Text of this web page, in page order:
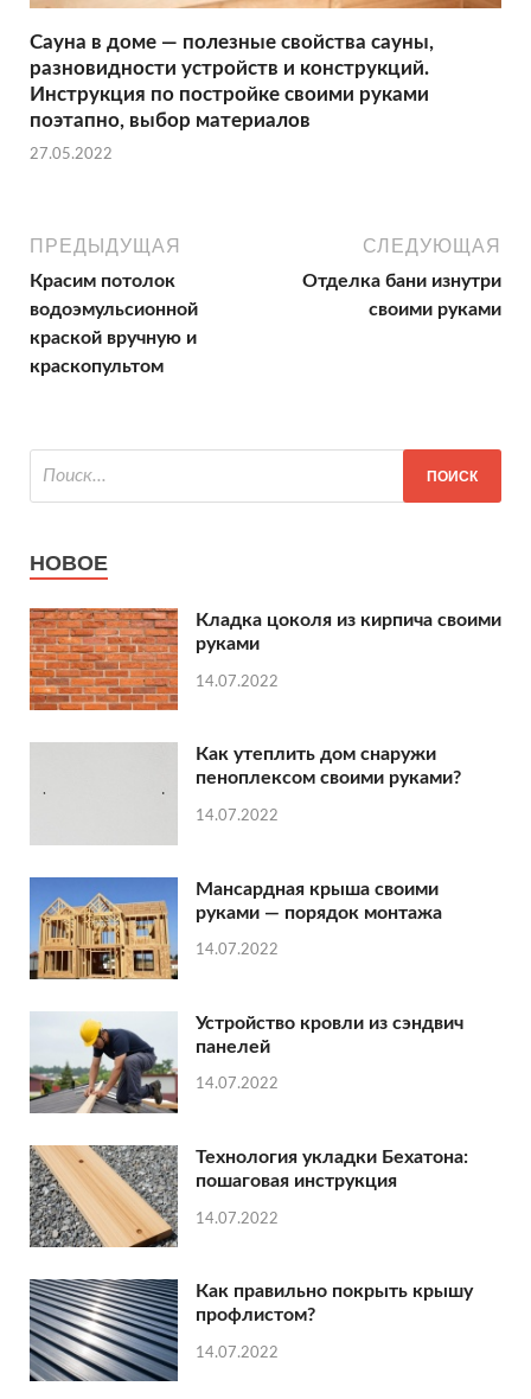
Сауна в доме — полезные свойства сауны,
разновидности устройств и конструкций.
Инструкция по постройке своими руками
поэтапно, выбор материалов
27.05.2022
ПРЕДЫДУЩАЯ
Красим потолок
водоэмульсионной
краской вручную и
краскопультом
СЛЕДУЮЩАЯ
Отделка бани изнутри
своими руками
НОВОЕ
Кладка цоколя из кирпича своими
руками
14.07.2022
Как утеплить дом снаружи
пеноплексом своими руками?
14.07.2022
Мансардная крыша своими
руками — порядок монтажа
14.07.2022
Устройство кровли из сэндвич
панелей
14.07.2022
Технология укладки Бехатона:
пошаговая инструкция
14.07.2022
Как правильно покрыть крышу
профлистом?
14.07.2022